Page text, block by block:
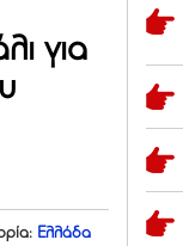
για
Ελλάδα